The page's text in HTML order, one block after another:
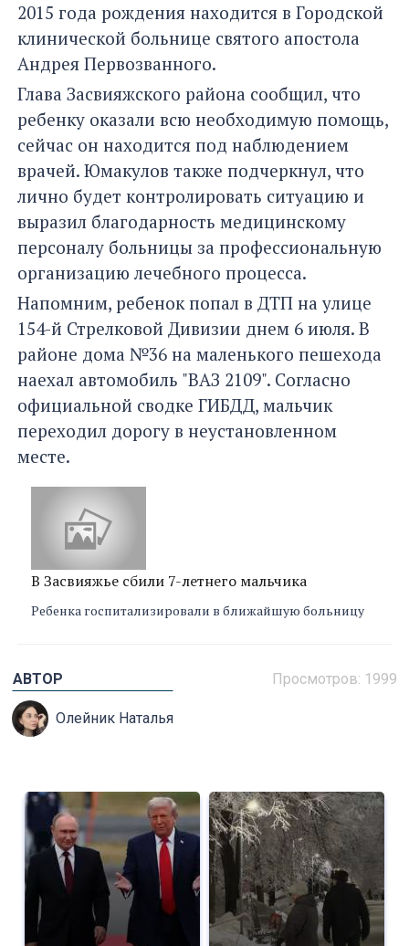
2015 года рождения находится в Городской
клинической больнице святого апостола
Андрея Первозванного.
Глава Засвияжского района сообщил, что
ребенку оказали всю необходимую помощь,
сейчас он находится под наблюдением
врачей. Юмакулов также подчеркнул, что
лично будет контролировать ситуацию и
выразил благодарность медицинскому
персоналу больницы за профессиональную
организацию лечебного процесса.
Напомним, ребенок попал в ДТП на улице
154-й Стрелковой Дивизии днем 6 июля. В
районе дома №36 на маленького пешехода
наехал автомобиль "ВАЗ 2109". Согласно
официальной сводке ГИБДД, мальчик
переходил дорогу в неустановленном
месте.
В Засвияжье сбили 7-летнего мальчика
Ребенка госпитализировали в ближайшую больницу
Просмотров: 1999
АВТОР
Олейник Наталья